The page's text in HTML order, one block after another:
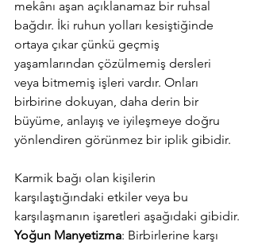
mekânı aşan açıklanamaz bir ruhsal
bağdır. İki ruhun yolları kesiştiğinde
ortaya çıkar çünkü geçmiş
yaşamlarından çözülmemiş dersleri
veya bitmemiş işleri vardır. Onları
birbirine dokuyan, daha derin bir
büyüme, anlayış ve iyileşmeye doğru
yönlendiren görünmez bir iplik gibidir.
Karmik bağı olan kişilerin
karşılaştığındaki etkiler veya bu
karşılaşmanın işaretleri aşağıdaki gibidir.
Yoğun Manyetizma: Birbirlerine karşı